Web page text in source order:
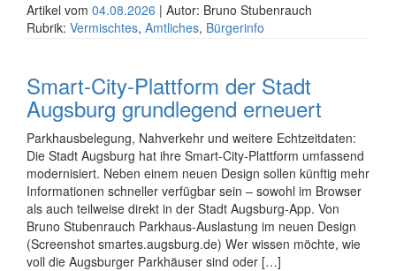
Artikel vom 04.08.2026 | Autor: Bruno Stubenrauch
Rubrik: Vermischtes, Amtliches, Bürgerinfo
Smart-City-Plattform der Stadt
Augsburg grundlegend erneuert
Parkhausbelegung, Nahverkehr und weitere Echt­zeit­daten:
Die Stadt Augsburg hat ihre Smart-City-Plattform umfassend
moderni­siert. Neben einem neuen Design sollen künftig mehr
Infor­ma­tionen schneller verfügbar sein – sowohl im Browser
als auch teilweise direkt in der Stadt Augsburg-App. Von
Bruno Stubenrauch Parkhaus-Auslastung im neuen Design
(Screenshot smartes.augsburg.de) Wer wissen möchte, wie
voll die Augsburger Parkhäuser sind oder […]